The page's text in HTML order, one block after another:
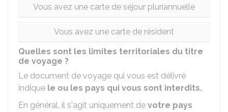
Vous avez une carte de séjour pluriannuelle
Vous avez une carte de résident
Quelles sont les limites territoriales du titre
de voyage ?
Le document de voyage qui vous est délivré
indique le ou les pays qui vous sont interdits.
En général, il s'agit uniquement de votre pays